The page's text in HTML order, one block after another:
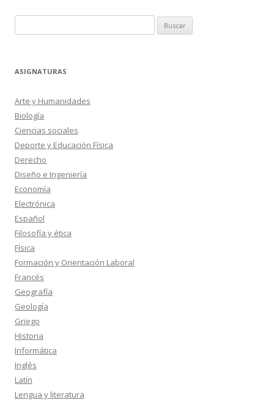
ASIGNATURAS
Arte y Humanidades
Biología
Ciencias sociales
Deporte y Educación Física
Derecho
Diseño e Ingeniería
Economía
Electrónica
Español
Filosofía y ética
Física
Formación y Orientación Laboral
Francés
Geografía
Geología
Griego
Historia
Informática
Inglés
Latín
Lengua y literatura